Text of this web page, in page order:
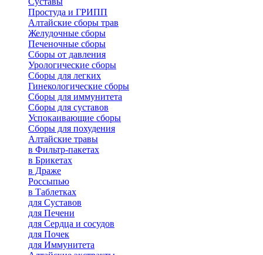
Простуда и ГРИПП
Алтайские сборы трав
Желудочные сборы
Печеночные сборы
Сборы от давления
Урологические сборы
Сборы для легких
Гинекологические сборы
Сборы для иммунитета
Сборы для суставов
Успокаивающие сборы
Сборы для похудения
Алтайские травы
в Фильтр-пакетах
в Брикетах
в Драже
Россыпью
в Таблетках
для Cуставов
для Печени
для Сердца и сосудов
для Почек
для Иммунитета